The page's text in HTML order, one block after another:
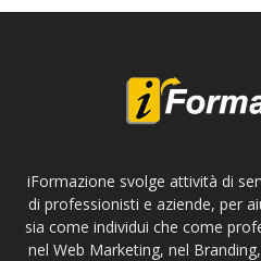
iFormazione svolge attività di
di professionisti e aziende, per
sia come individui che come
nel Web Marketing, nel